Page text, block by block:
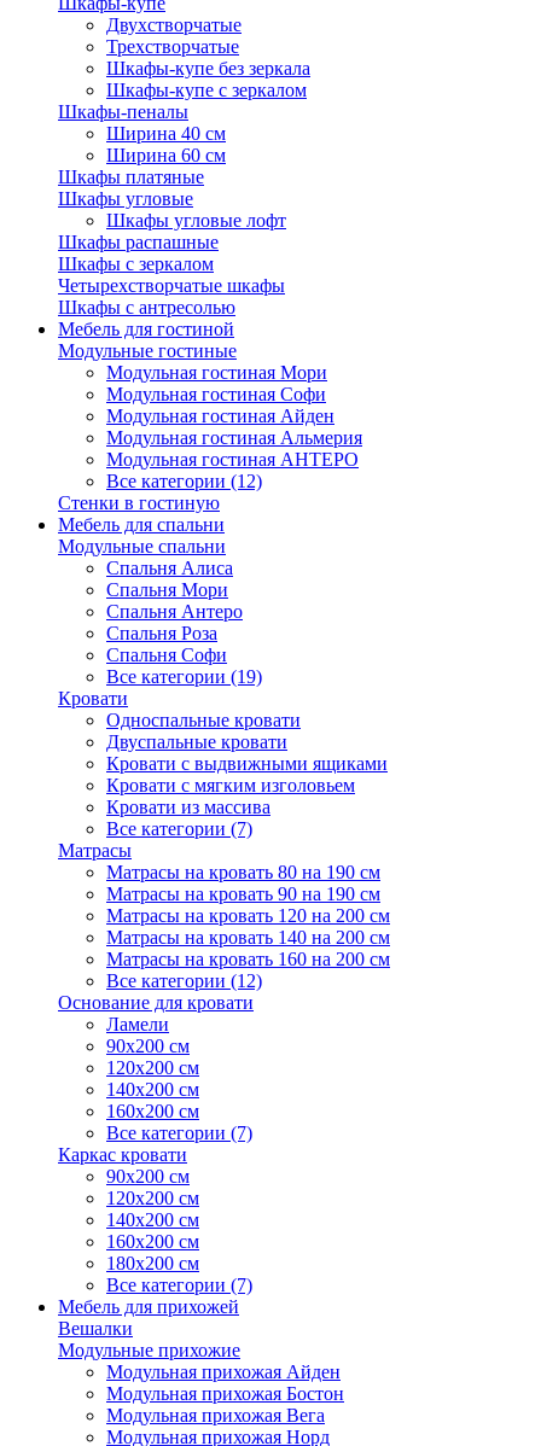
Двухстворчатые
Трехстворчатые
Шкафы-купе без зеркала
Шкафы-купе с зеркалом
Шкафы-пеналы
Ширина 40 см
Ширина 60 см
Шкафы платяные
Шкафы угловые
Шкафы угловые лофт
Шкафы распашные
Шкафы с зеркалом
Четырехстворчатые шкафы
Шкафы с антресолью
Мебель для гостиной
Модульные гостиные
Модульная гостиная Мори
Модульная гостиная Софи
Модульная гостиная Айден
Модульная гостиная Альмерия
Модульная гостиная АНТЕРО
Все категории (12)
Стенки в гостиную
Мебель для спальни
Модульные спальни
Спальня Алиса
Спальня Мори
Спальня Антеро
Спальня Роза
Спальня Софи
Все категории (19)
Кровати
Односпальные кровати
Двуспальные кровати
Кровати с выдвижными ящиками
Кровати с мягким изголовьем
Кровати из массива
Все категории (7)
Матрасы
Матрасы на кровать 80 на 190 см
Матрасы на кровать 90 на 190 см
Матрасы на кровать 120 на 200 см
Матрасы на кровать 140 на 200 см
Матрасы на кровать 160 на 200 см
Все категории (12)
Основание для кровати
Ламели
90х200 см
120х200 см
140х200 см
160х200 см
Все категории (7)
Каркас кровати
90х200 см
120х200 см
140х200 см
160х200 см
180х200 см
Все категории (7)
Мебель для прихожей
Вешалки
Модульные прихожие
Модульная прихожая Айден
Модульная прихожая Бостон
Модульная прихожая Вега
Модульная прихожая Норд